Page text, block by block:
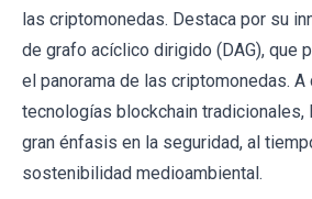
las criptomonedas. Destaca por su
de grafo acíclico dirigido (DAG), que
el panorama de las criptomonedas.
tecnologías blockchain tradicionales,
gran énfasis en la seguridad, al
sostenibilidad medioambiental.